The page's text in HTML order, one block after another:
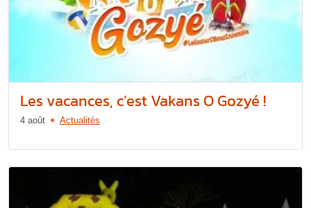
Les vacances, c’est Vakans O Gozyé !
4 août Actualités